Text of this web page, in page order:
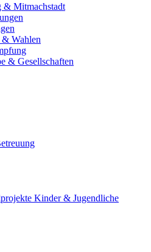
& Mitmachstadt
Wahlen
& Gesellschaften
Kinder & Jugendliche